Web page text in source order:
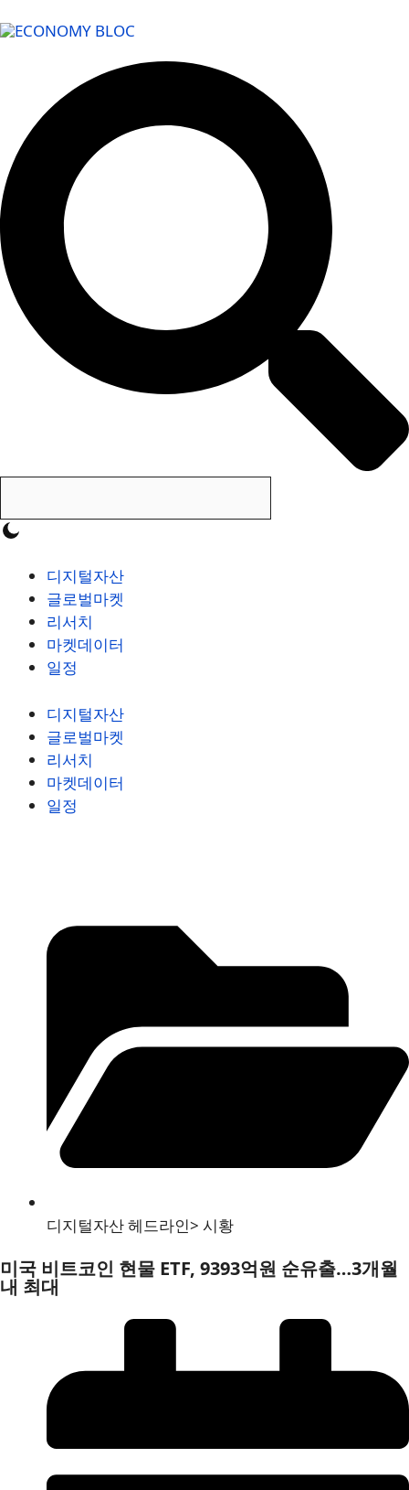
디지털자산
글로벌마켓
리서치
마켓데이터
일정
디지털자산
글로벌마켓
리서치
마켓데이터
일정
디지털자산 헤드라인> 시황
미국 비트코인 현물 ETF, 9393억원 순유출…3개월
내 최대